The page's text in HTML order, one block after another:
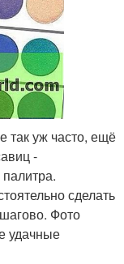
так уж часто, ещё
-
сделать
Фото
удачные